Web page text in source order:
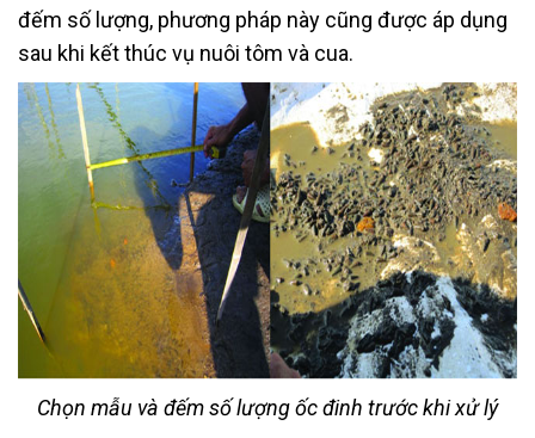
đếm số lượng, phương pháp này cũng được áp dụng
sau khi kết thúc vụ nuôi tôm và cua.
Chọn mẫu và đếm số lượng ốc đinh trước khi xử lý